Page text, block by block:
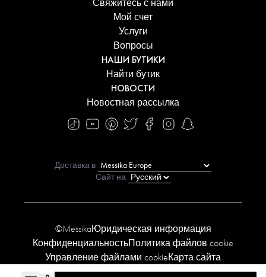
Свяжитесь с нами
Мой счет
Услуги
Вопросы
НАШИ БУТИКИ
Найти бутик
НОВОСТИ
Новостная рассылка
©MessikaЮридическая информация
КонфиденциальностьПолитика файлов cookie
Управление файлами cookieКарта сайта
Заявление о доступности
Доставка в
Сайт на